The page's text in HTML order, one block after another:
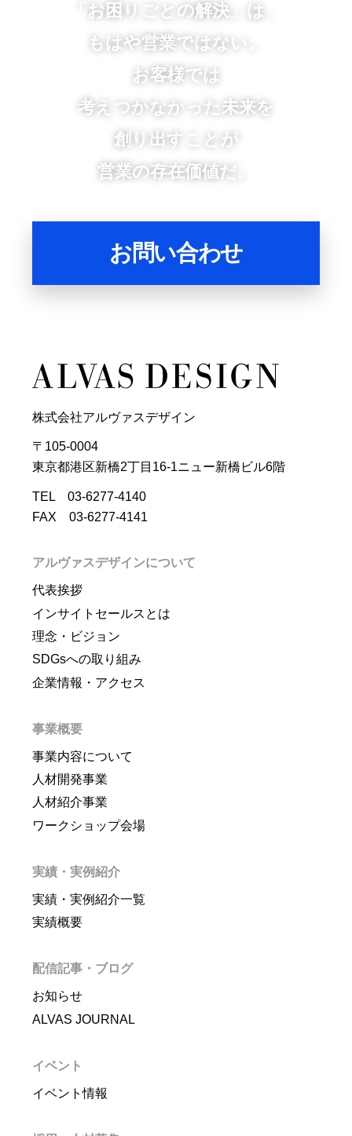
「お困りごとの解決」は、
もはや営業ではない。
お客様では
考えつかなかった未来を
創り出すことが
営業の存在価値だ。
お問い合わせ
株式会社アルヴァスデザイン
〒105-0004
東京都港区新橋2丁目16-1ニュー新橋ビル6階
TEL 03-6277-4140
FAX 03-6277-4141
アルヴァスデザインについて
代表挨拶
インサイトセールスとは
理念・ビジョン
SDGsへの取り組み
企業情報・アクセス
事業概要
事業内容について
人材開発事業
人材紹介事業
ワークショップ会場
実績・実例紹介
実績・実例紹介一覧
実績概要
配信記事・ブログ
お知らせ
ALVAS JOURNAL
イベント
イベント情報